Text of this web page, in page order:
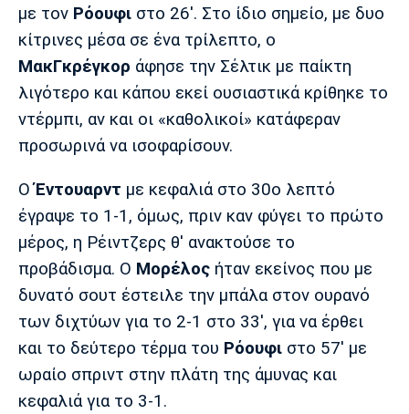
Λίβερπουλ
Μάντσεστερ
Γιουβέντους
Ίντερ Μίλαν Μπάγερν
Μπορούσια
Ντόρτμουντ
Παρί Σεν
Ζερμέν
Μαρσέιγ
με τον Ρόουφι στο 26'. Στο ίδιο σημείο, με δυο
κίτρινες μέσα σε ένα τρίλεπτο, ο
ΜακΓκρέγκορ άφησε την Σέλτικ με παίκτη
λιγότερο και κάπου εκεί ουσιαστικά κρίθηκε το
ντέρμπι, αν και οι «καθολικοί» κατάφεραν
προσωρινά να ισοφαρίσουν.
ΟΈντουαρντ με κεφαλιά στο 30ο λεπτό
έγραψε το 1-1, όμως, πριν καν φύγει το πρώτο
μέρος, η Ρέιντζερς θ' ανακτούσε το
προβάδισμα. Ο Μορέλος ήταν εκείνος που με
δυνατό σουτ έστειλε την μπάλα στον ουρανό
των διχτύων για το 2-1 στο 33', για να έρθει
και το δεύτερο τέρμα του Ρόουφι στο 57' με
ωραίο σπριντ στην πλάτη της άμυνας και
κεφαλιά για το 3-1.